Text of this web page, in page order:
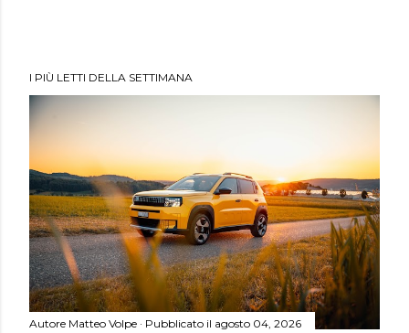
I PIÙ LETTI DELLA SETTIMANA
Autore Matteo Volpe Pubblicato il agosto 04, 2026